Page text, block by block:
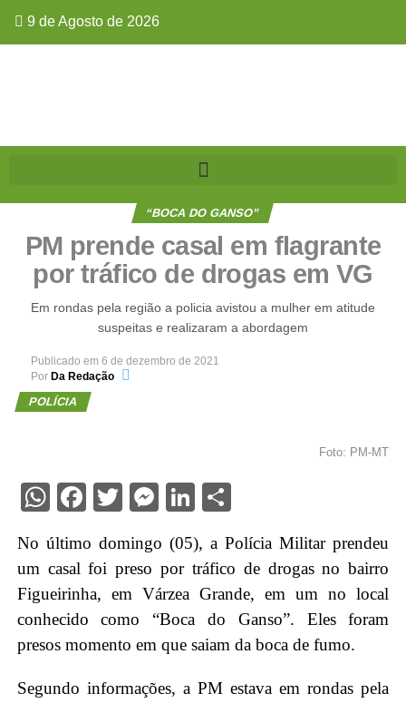
9 de Agosto de 2026
“BOCA DO GANSO”
PM prende casal em flagrante
por tráfico de drogas em VG
Em rondas pela região a policia avistou a mulher em atitude
suspeitas e realizaram a abordagem
Publicado em 6 de dezembro de 2021
Por Da Redação
POLÍCIA
Foto: PM-MT
WhatsApp
Facebook
Twitter
Messenger
LinkedIn
Share
No último domingo (05), a Polícia Militar prendeu
um casal foi preso por tráfico de drogas no bairro
Figueirinha, em Várzea Grande, em um no local
conhecido como “Boca do Ganso”. Eles foram
presos momento em que saiam da boca de fumo.
Segundo informações, a PM estava em rondas pela